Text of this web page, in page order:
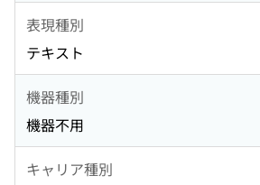
表現種別
テキスト
機器種別
機器不用
キャリア種別